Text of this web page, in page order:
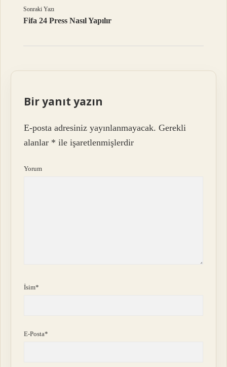
Sonraki Yazı
Fifa 24 Press Nasıl Yapılır
Bir yanıt yazın
E-posta adresiniz yayınlanmayacak. Gerekli
alanlar * ile işaretlenmişlerdir
Yorum
İsim*
E-Posta*